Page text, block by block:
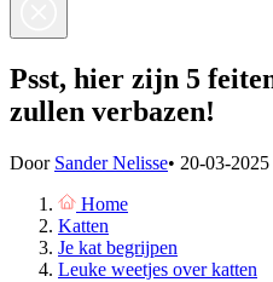
Psst, hier zijn 5
zullen verbazen!
Door Sander Nelisse• 20-03-
Home
Katten
Je kat begrijpen
Leuke weetjes over katten